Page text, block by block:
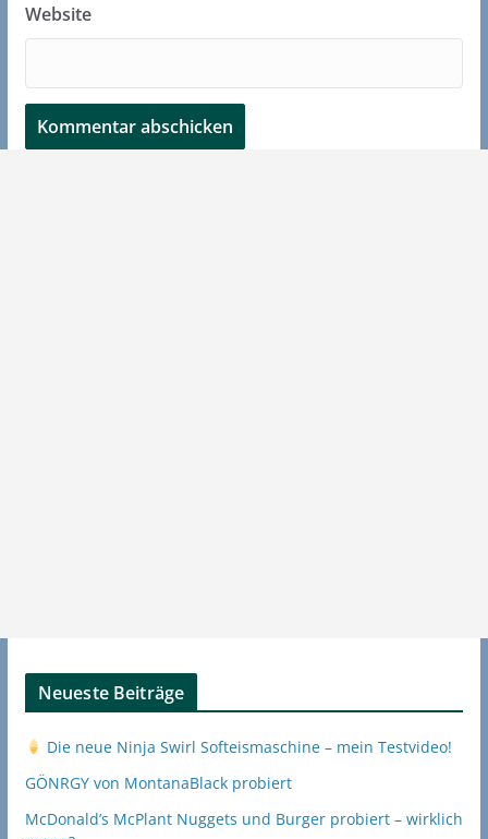
Website
Neueste Beiträge
Die neue Ninja Swirl Softeismaschine – mein Testvideo!
GÖNRGY von MontanaBlack probiert
McDonald’s McPlant Nuggets und Burger probiert – wirklich